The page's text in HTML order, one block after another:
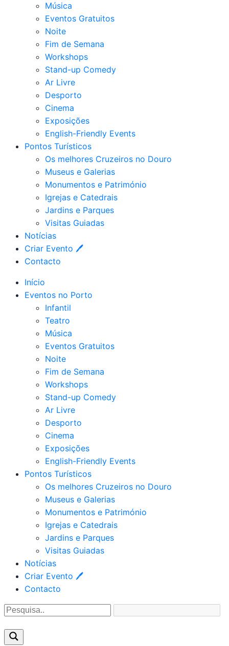
Música
Eventos Gratuitos
Noite
Fim de Semana
Workshops
Stand-up Comedy
Ar Livre
Desporto
Cinema
Exposições
English-Friendly Events
Pontos Turísticos
Os melhores Cruzeiros no Douro​
Museus e Galerias
Monumentos e Património
Igrejas e Catedrais
Jardins e Parques
Visitas Guiadas
Notícias
Criar Evento 🖊
Contacto
Início
Eventos no Porto
Infantil
Teatro
Música
Eventos Gratuitos
Noite
Fim de Semana
Workshops
Stand-up Comedy
Ar Livre
Desporto
Cinema
Exposições
English-Friendly Events
Pontos Turísticos
Os melhores Cruzeiros no Douro​
Museus e Galerias
Monumentos e Património
Igrejas e Catedrais
Jardins e Parques
Visitas Guiadas
Notícias
Criar Evento 🖊
Contacto